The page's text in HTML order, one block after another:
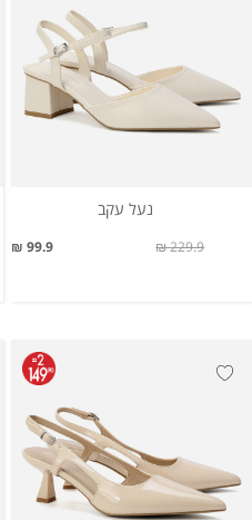
נעל עקב
99.9 ₪ 229.9 ₪